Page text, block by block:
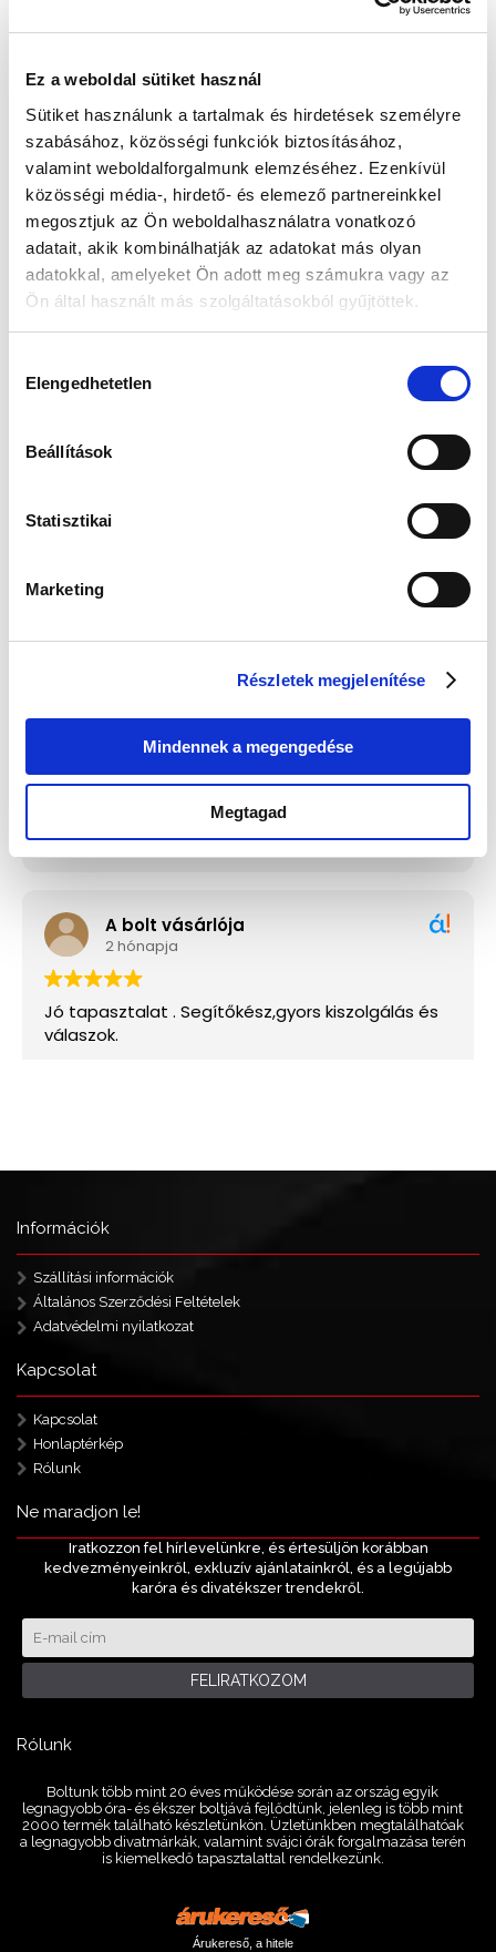
Ez a weboldal sütiket használ
Sütiket használunk a tartalmak és hirdetések személyre
szabásához, közösségi funkciók biztosításához,
valamint weboldalforgalmunk elemzéséhez. Ezenkívül
közösségi média-, hirdető- és elemező partnereinkkel
megosztjuk az Ön weboldalhasználatra vonatkozó
adatait, akik kombinálhatják az adatokat más olyan
adatokkal, amelyeket Ön adott meg számukra vagy az
Ön által használt más szolgáltatásokból gyűjtöttek.
kiválasztása
Elengedhetetlen
Beállítások
Statisztikai
Marketing
Részletek megjelenítése
Mindennek a megengedése
Megtagad
204 000 Ft
Az elmúlt 30 nap legjobb ára: 204 000 Ft
MIKOR LESZ KÉSZLETEN?
Guess JUBE02244JWRHT
Válassz egyet, majd kattints a Kosárba gombra! Ha most kihagyod, a
Információk
Szállítási információk
Általános Szerződési Feltételek
Adatvédelmi nyilatkozat
Kapcsolat
Kapcsolat
Honlaptérkép
Rólunk
Ne maradjon le!
Iratkozzon fel hírlevelünkre, és értesüljön korábban
kedvezményeinkről, exkluzív ajánlatainkról, és a legújabb
karóra és divatékszer trendekről.
FELIRATKOZOM
Rólunk
Boltunk több mint 20 éves működése során az ország egyik
legnagyobb óra- és ékszer boltjává fejlődtünk, jelenleg is több mint
2000 termék található készletünkön. Üzletünkben megtalálhatóak
a legnagyobb divatmárkák, valamint svájci órák forgalmazása terén
is kiemelkedő tapasztalattal rendelkezünk.
Árukereső, a hitele